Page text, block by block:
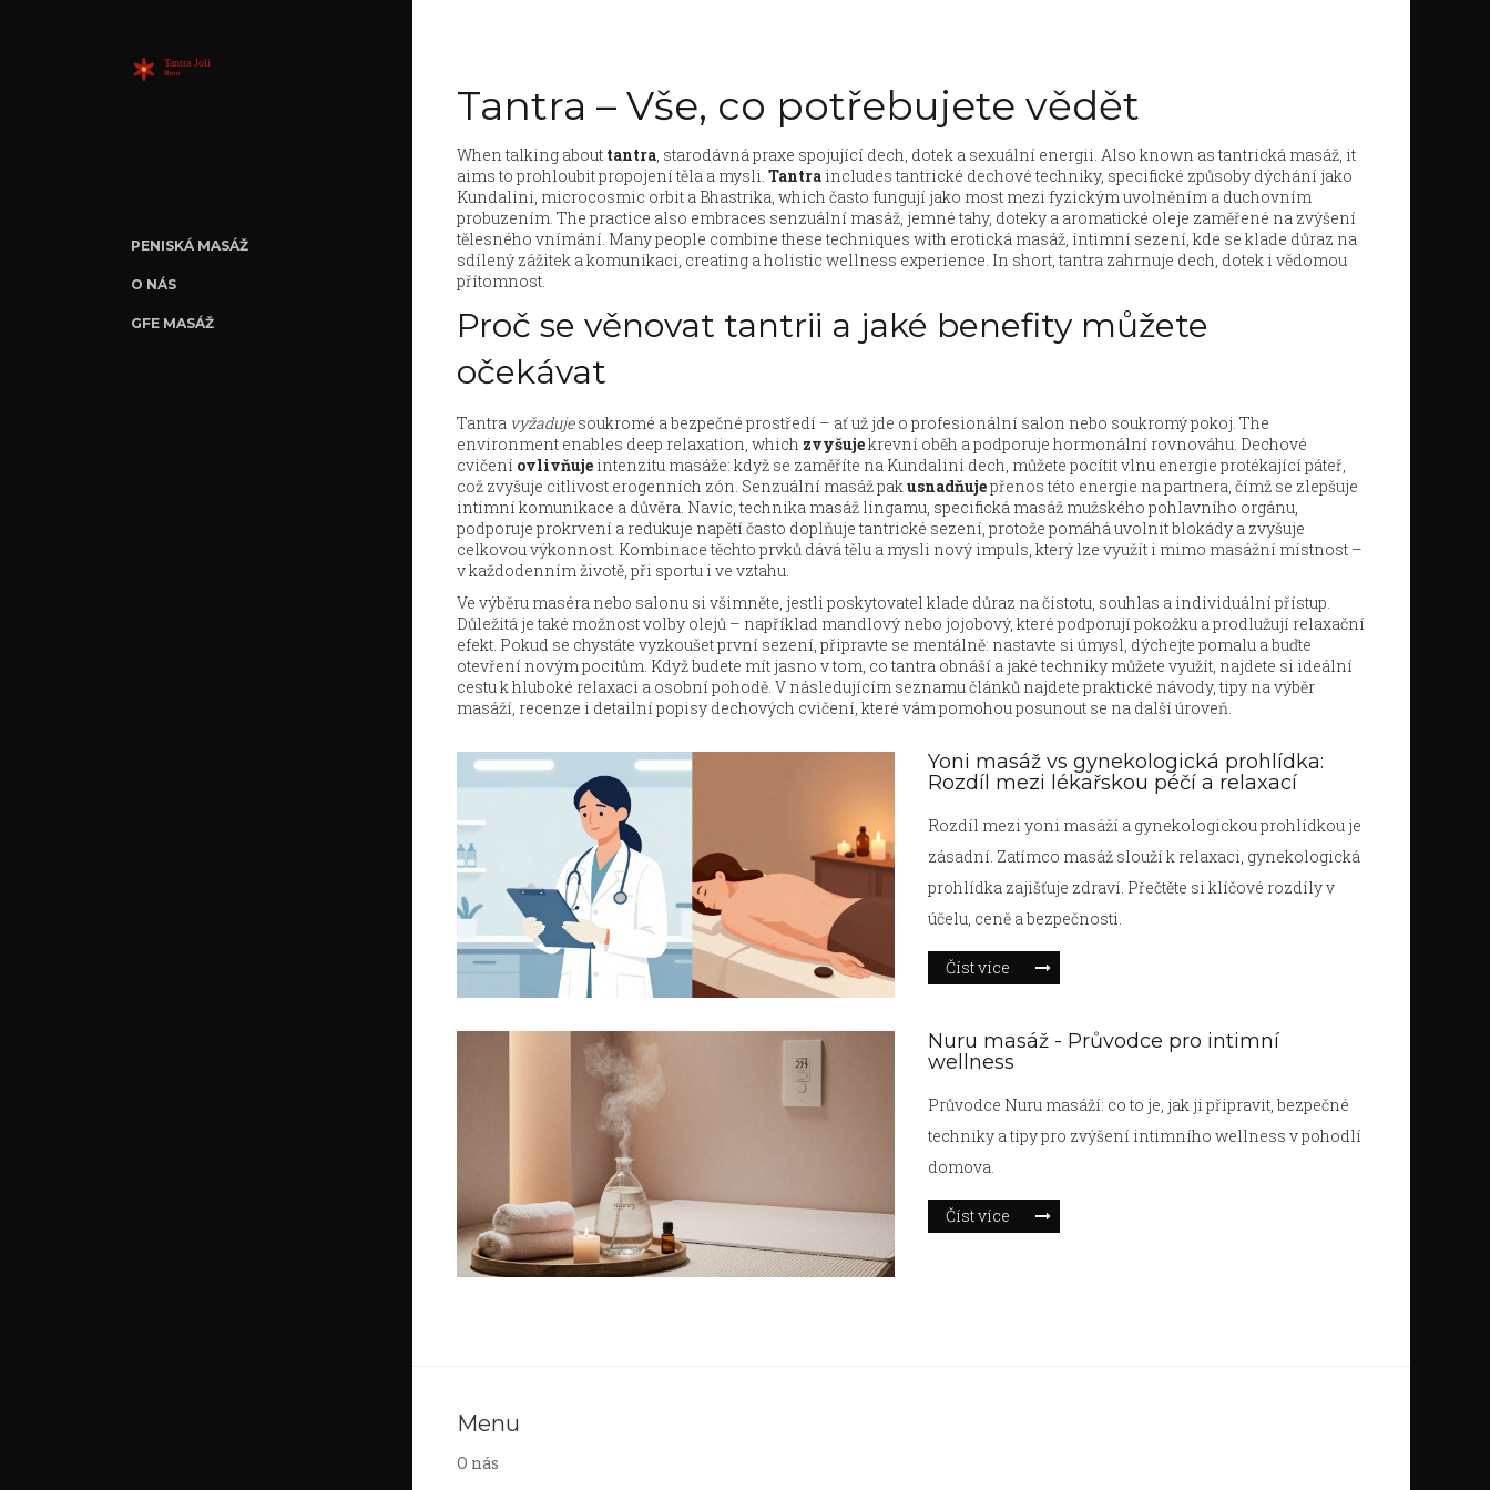
PENISKÁ MASÁŽ
O NÁS
GFE MASÁŽ
Tantra – Vše, co potřebujete vědět
When talking about tantra, starodávná praxe spojující dech, dotek a sexuální energii. Also known astantrická masáž, it
aims to prohloubit propojení těla a mysli. Tantra includestantrické dechové techniky, specifické způsoby dýchání jako
Kundalini, microcosmic orbit a Bhastrika, which často fungují jako most mezi fyzickým uvolněním a duchovním
probuzením. The practice also embraces senzuální masáž, jemné tahy, doteky a aromatické oleje zaměřené na zvýšení
tělesného vnímání. Many people combine these techniques with erotická masáž, intimní sezení, kde se klade důraz na
sdílený zážitek a komunikaci, creating a holistic wellness experience. In short, tantra zahrnuje dech, dotek i vědomou
přítomnost.
Proč se věnovat tantrii a jaké benefity můžete
očekávat
Tantra vyžadujesoukromé a bezpečné prostředí – ať už jde o profesionální salon nebo soukromý pokoj. The
environment enables deep relaxation, which zvyšujekrevní oběh a podporuje hormonální rovnováhu. Dechové
cvičení ovlivňuje intenzitu masáže: když se zaměříte na Kundalini dech, můžete pocítit vlnu energie protékající páteř,
což zvyšuje citlivost erogenních zón. Senzuální masáž pakusnadňujepřenos této energie na partnera, čímž se zlepšuje
intimní komunikace a důvěra. Navíc, technika masáž lingamu, specifická masáž mužského pohlavního orgánu,
podporuje prokrvení a redukuje napětí často doplňuje tantrické sezení, protože pomáhá uvolnit blokády a zvyšuje
celkovou výkonnost. Kombinace těchto prvků dává tělu a mysli nový impuls, který lze využít i mimo masážní místnost –
v každodenním životě, při sportu i ve vztahu.
Ve výběru maséra nebo salonu si všimněte, jestli poskytovatel klade důraz na čistotu, souhlas a individuální přístup.
Důležitá je také možnost volby olejů – například mandlový nebo jojobový, které podporují pokožku a prodlužují relaxační
efekt. Pokud se chystáte vyzkoušet první sezení, připravte se mentálně: nastavte si úmysl, dýchejte pomalu a buďte
otevření novým pocitům. Když budete mít jasno v tom, co tantra obnáší a jaké techniky můžete využít, najdete si ideální
cestu k hluboké relaxaci a osobní pohodě. V následujícím seznamu článků najdete praktické návody, tipy na výběr
masáží, recenze i detailní popisy dechových cvičení, které vám pomohou posunout se na další úroveň.
Yoni masáž vs gynekologická prohlídka:
Rozdíl mezi lékařskou péčí a relaxací
Rozdíl mezi yoni masáží a gynekologickou prohlídkou je
zásadní. Zatímco masáž slouží k relaxaci, gynekologická
prohlídka zajišťuje zdraví. Přečtěte si klíčové rozdíly v
účelu, ceně a bezpečnosti.
Číst více
Nuru masáž - Průvodce pro intimní
wellness
Průvodce Nuru masáží: co to je, jak ji připravit, bezpečné
techniky a tipy pro zvýšení intimního wellness v pohodlí
domova.
Číst více
Menu
O nás